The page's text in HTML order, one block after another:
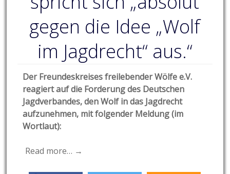
gegen die Idee „Wolf
im Jagdrecht“ aus.“
Der Freundeskreises freilebender Wölfe e.V.
reagiert auf die Forderung des Deutschen
Jagdverbandes, den Wolf in das Jagdrecht
aufzunehmen, mit folgender Meldung (im
Wortlaut):
Read more… →